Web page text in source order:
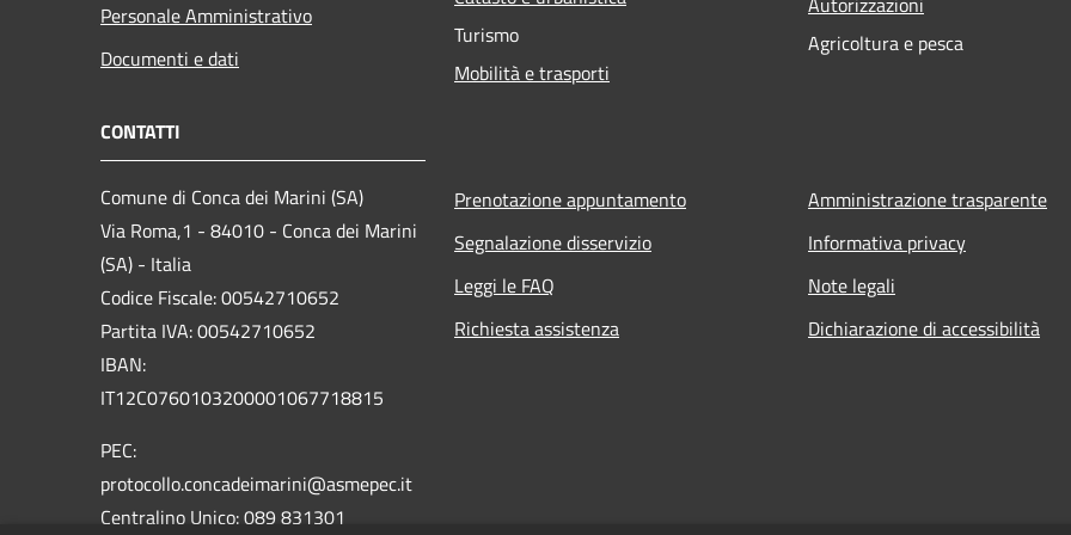
Personale Amministrativo
Documenti e dati
Turismo
Mobilità e trasporti
Agricoltura e pesca
CONTATTI
Comune di Conca dei Marini (SA)
Via Roma,1 - 84010 - Conca dei Marini
(SA) - Italia
Codice Fiscale: 00542710652
Partita IVA: 00542710652
IBAN:
IT12C0760103200001067718815
PEC:
protocollo.concadeimarini@asmepec.it
Centralino Unico: 089 831301
Prenotazione appuntamento
Segnalazione disservizio
Leggi le FAQ
Richiesta assistenza
Amministrazione trasparente
Informativa privacy
Note legali
Dichiarazione di accessibilità